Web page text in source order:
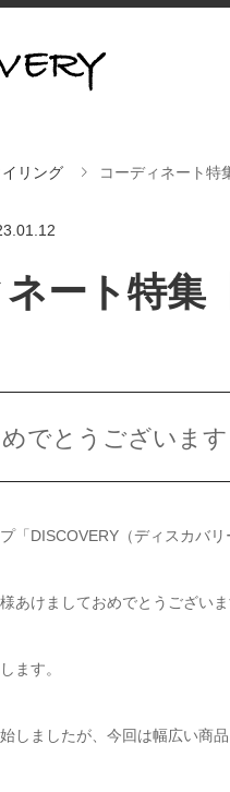
イリング コーディネート特
ート特集
でとうございます
「DISCOVERY（ディスカバリ
あけましておめでとうございま
ます。
しましたが、今回は幅広い商品